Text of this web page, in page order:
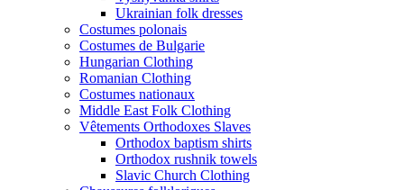
Ukrainian folk dresses
Costumes polonais
Costumes de Bulgarie
Hungarian Clothing
Romanian Clothing
Costumes nationaux
Middle East Folk Clothing
Vêtements Orthodoxes Slaves
Orthodox baptism shirts
Orthodox rushnik towels
Slavic Church Clothing